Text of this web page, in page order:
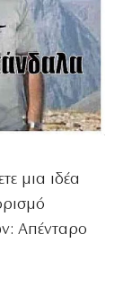
μια ιδέα
Απένταρο